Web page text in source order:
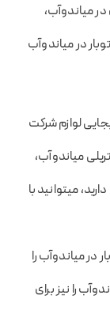
میاندوآب،
در میاندوآب
لوازم شرکت
میاندوآب،
میتوانید با
میاندوآب را
را نیز برای